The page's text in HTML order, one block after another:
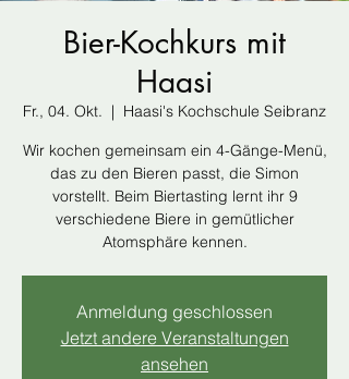
Bier-Kochkurs mit
Haasi
Fr., 04. Okt.
  |
Haasi's Kochschule Seibranz
Wir kochen gemeinsam ein 4-Gänge-Menü,
das zu den Bieren passt, die Simon
vorstellt. Beim Biertasting lernt ihr 9
verschiedene Biere in gemütlicher
Atomsphäre kennen.
Anmeldung geschlossen
Jetzt andere Veranstaltungen
ansehen